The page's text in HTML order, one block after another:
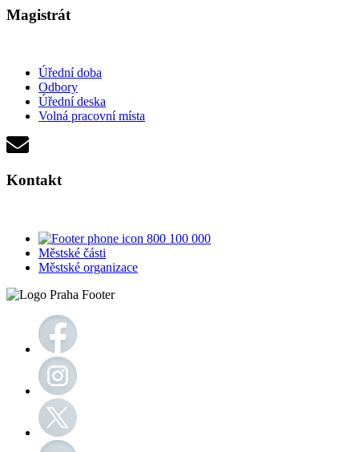
Magistrát
Úřední doba
Odbory
Úřední deska
Volná pracovní místa
Kontakt
800 100 000
Městské části
Městské organizace